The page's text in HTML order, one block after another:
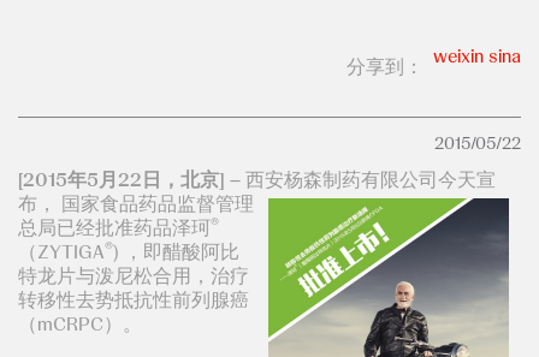
分享到： weixinsina
2015/05/22
[2015年5月22日，北京] – 西安杨森制药有限公司今天宣
布， 国家食品药品监督管理
总局已经批准药品泽珂®
（ZYTIGA®) ，即醋酸阿比
特龙片与泼尼松合用，治疗
转移性去势抵抗性前列腺癌
（mCRPC）。